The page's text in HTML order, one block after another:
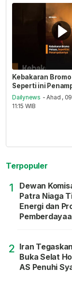
Kebakaran
Seperti ini
Dailynews - Ahad ,
11:15 WIB
Terpopuler
1
Dewan
Patra Niaga
Energi dan
2 Iran
Buka Selat
AS Penuhi